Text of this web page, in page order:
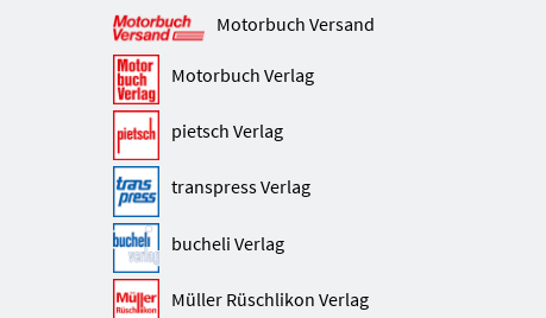
Motorbuch Versand
Motorbuch Verlag
pietsch Verlag
transpress Verlag
bucheli Verlag
Müller Rüschlikon Verlag